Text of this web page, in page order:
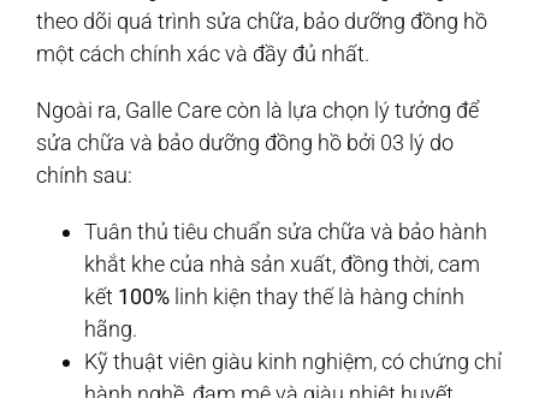
theo dõi quá trình sửa chữa, bảo dưỡng đồng hồ
một cách chính xác và đầy đủ nhất.
Ngoài ra, Galle Care còn là lựa chọn lý tưởng để
sửa chữa và bảo dưỡng đồng hồ bởi 03 lý do
chính sau:
Tuân thủ tiêu chuẩn sửa chữa và bảo hành
khắt khe của nhà sản xuất, đồng thời, cam
kết 100% linh kiện thay thế là hàng chính
hãng.
Kỹ thuật viên giàu kinh nghiệm, có chứng chỉ